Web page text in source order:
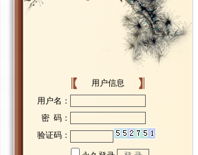
用户信息